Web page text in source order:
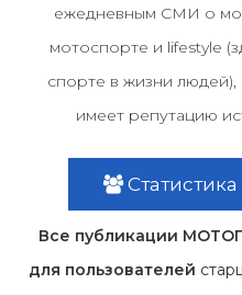
ежедневным СМИ о
мотоспорте и lifestyle
спорте в жизни людей),
имеет репутацию
Все публикации
для пользователей